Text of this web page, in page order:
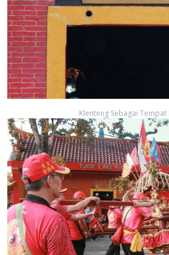
Klenteng Sebagai